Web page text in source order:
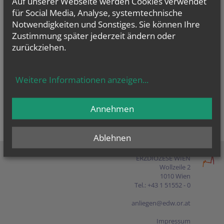
Presse
Shop
ERZDIÖZESE WIEN
Wollzeile 2
1010 Wien
Tel.: +43 1 51552 - 0
anliegen@edw.or.at
Impressum
für Social Media, Analyse, systemtechnische
Notwendigkeiten und Sonstiges. Sie können Ihre
Zustimmung später jederzeit ändern oder
zurückziehen.
Weitere Informationen anzeigen...
Ablehnen
Annehmen